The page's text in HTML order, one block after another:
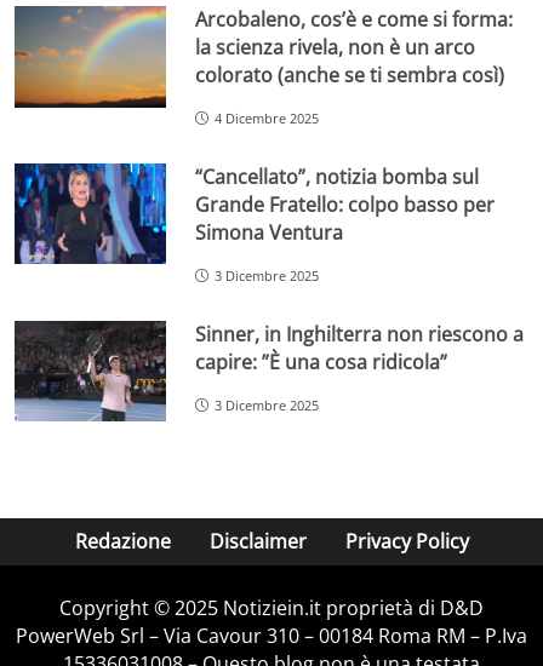
Arcobaleno, cos’è e come si forma:
la scienza rivela, non è un arco
colorato (anche se ti sembra così)
4 Dicembre 2025
“Cancellato”, notizia bomba sul
Grande Fratello: colpo basso per
Simona Ventura
3 Dicembre 2025
Sinner, in Inghilterra non riescono a
capire: ”È una cosa ridicola”
3 Dicembre 2025
Redazione Disclaimer Privacy Policy
Copyright © 2025 Notiziein.it proprietà di D&D
PowerWeb Srl – Via Cavour 310 – 00184 Roma RM – P.Iva